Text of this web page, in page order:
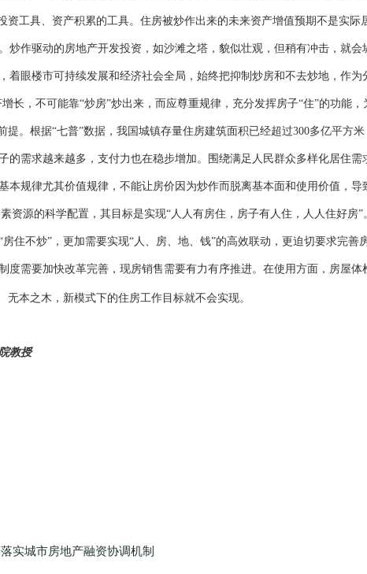
资工具、资产积累的工具。住房被炒作出来的未来资产增值预期不是实际
炒作驱动的房地产开发投资，如沙滩之塔，貌似壮观，但稍有冲击，就
着眼楼市可持续发展和经济社会全局，始终把抑制炒房和不去炒地，作为
长，不可能靠“炒房”炒出来，而应尊重规律，充分发挥房子“住”的功能，
提。根据“七普”数据，我国城镇存量住房建筑面积已经超过300多亿平方
的需求越来越多，支付力也在稳步增加。围绕满足人民群众多样化居住
本规律尤其价值规律，不能让房价因为炒作而脱离基本面和使用价值，导
资源的科学配置，其目标是实现“人人有房住，房子有人住，人人住好房”
房住不炒” ，更加需要实现“人、房、地、钱”的高效联动，更迫切要求完善
度需要加快改革完善，现房销售需要有力有序推进。在使用方面，房屋
无本之木，新模式下的住房工作目标就不会实现。
教授
实城市房地产融资协调机制